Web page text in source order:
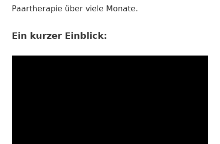
Paartherapie über viele Monate.
Ein kurzer Einblick: